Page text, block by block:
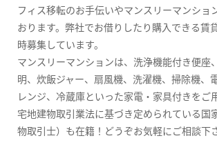
フィス移転のお手伝いやマンスリーマンショ
おります。弊社でお借りしたり購入できる賃
時募集しています。
マンスリーマンションは、洗浄機能付き便座
明、炊飯ジャー、扇風機、洗濯機、掃除機、
レンジ、冷蔵庫といった家電・家具付きをご
宅地建物取引業法に基づき定められている国
物取引士）も在籍！どうぞお気軽にご相談下